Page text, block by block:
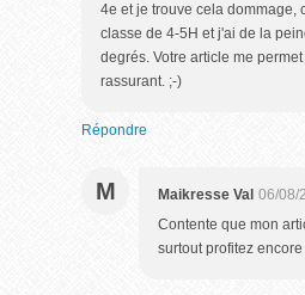
4e et je trouve cela dommage,
classe de 4-5H et j'ai de la
degrés. Votre article me
rassurant. ;-)
Répondre
M Maikresse Val 06/08/
Contente que mon
surtout profitez